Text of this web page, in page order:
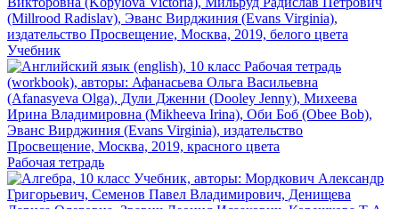
Учебник
Рабочая тетрадь